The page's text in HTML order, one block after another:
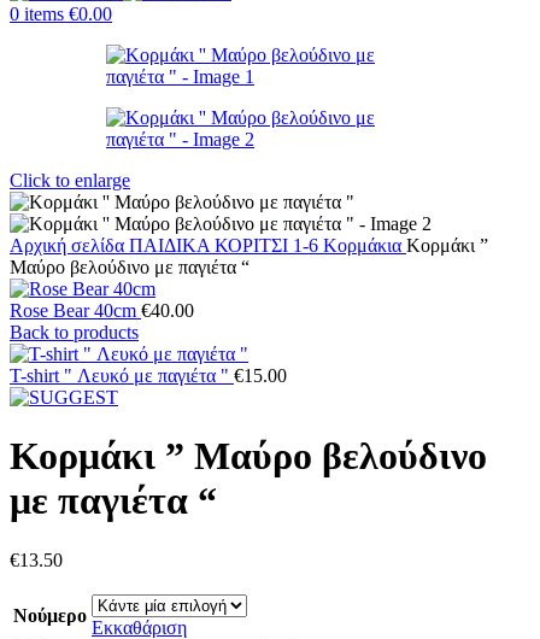
0 items €0.00
Click to enlarge
Αρχική σελίδα ΠΑΙΔΙΚΑ ΚΟΡΙΤΣΙ 1-6 Κορμάκια Κορμάκι ”
Μαύρο βελούδινο με παγιέτα “
Rose Bear 40cm €40.00
Back to products
T-shirt " Λευκό με παγιέτα " €15.00
Κορμάκι ” Μαύρο βελούδινο
με παγιέτα “
€13.50
Νούμερο
Εκκαθάριση